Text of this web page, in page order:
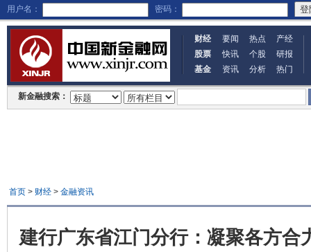
用户名： 密码：
财经 要闻 热点
产经
股票
快讯 个股
研报
基金
资讯 分析 热门
新金融搜索：
首页> 财经> 金融资讯
建行广东省江门分行：凝聚各方合